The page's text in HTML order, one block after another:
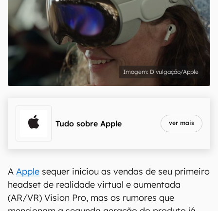
Divulgação/Apple
Tudo sobre Apple ver mais
A Apple sequer iniciou as vendas de seu primeiro
headset de realidade virtual e aumentada
(AR/VR) Vision Pro, mas os rumores que